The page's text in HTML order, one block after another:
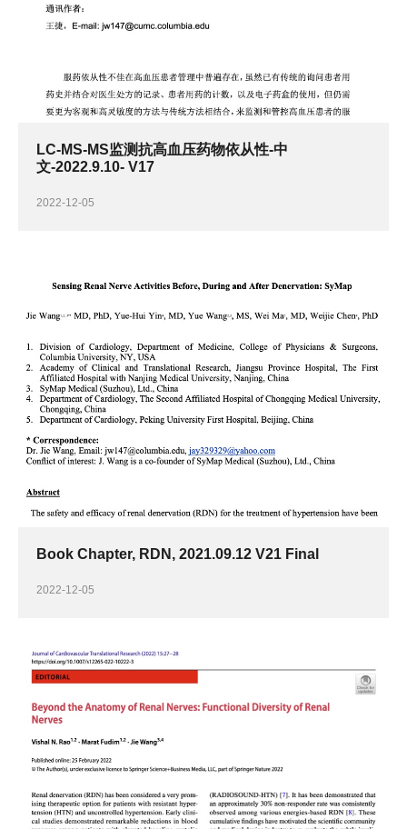
LC-MS-MS监测抗高血压药物依从性-中
文-2022.9.10- V17
2022-12-05
Book Chapter, RDN, 2021.09.12 V21 Final
2022-12-05